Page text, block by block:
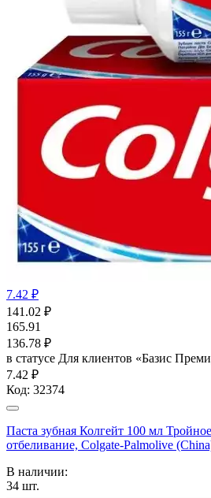
7.42 ₽
141.02 ₽
165.91
136.78 ₽
в статусе Для клиентов «Базис
7.42 ₽
Код: 32374
Паста зубная Колгейт 100 мл
отбеливание, Colgate-Palmolive
В наличии:
34 шт.